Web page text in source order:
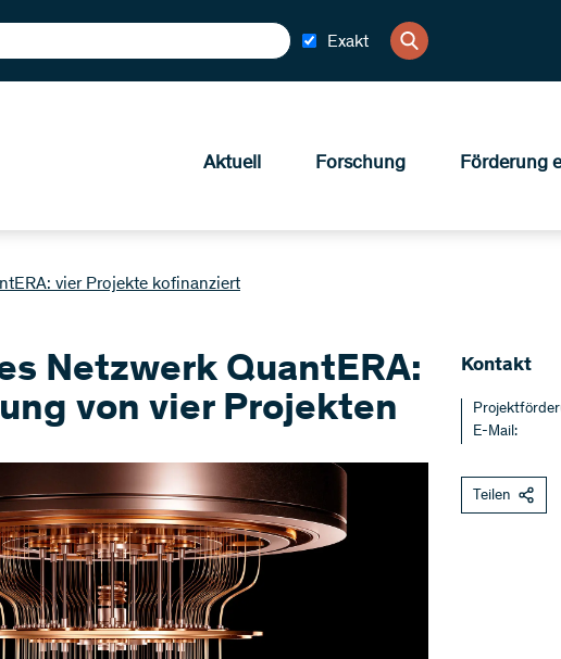
Exakt
Aktuell Forschung Förderung
vier Projekte kofinanziert
Netzwerk QuantERA:
von vier Projekten
Kontakt
E-Mail:
Teilen